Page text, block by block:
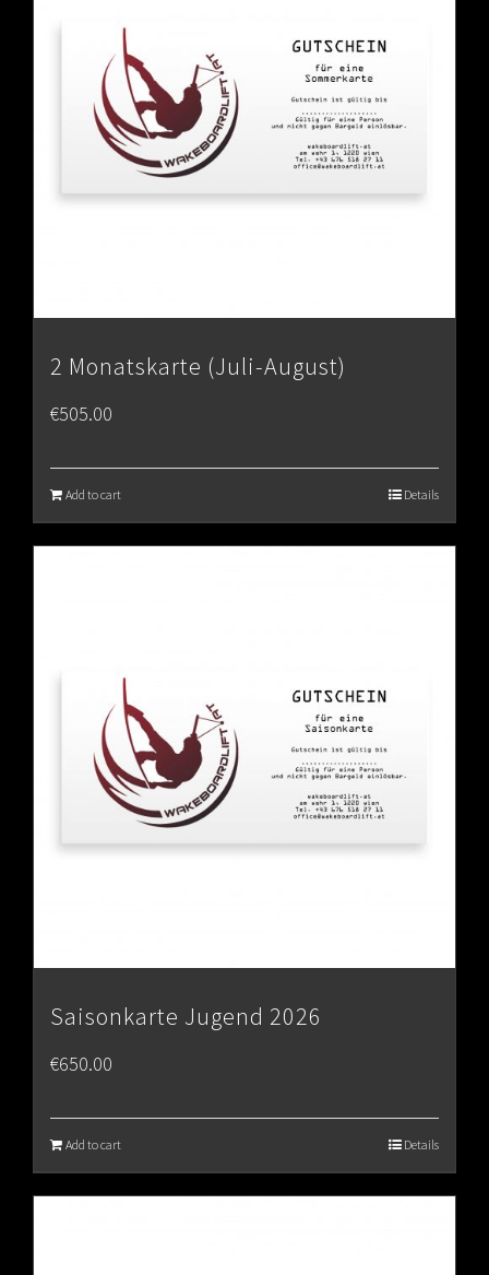
2 Monatskarte (Juli-August)
€505.00
Add to cart Details
Saisonkarte Jugend 2026
€650.00
Add to cart Details